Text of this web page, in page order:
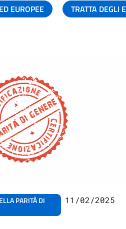
EUROPEE
TRATTA DEGLI
PARITÀ DI
11/02/2025